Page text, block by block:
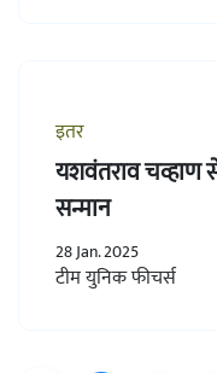
इतर
यशवंतराव चव्हाण
सन्मान
28 Jan. 2025
टीम युनिक फीचर्स